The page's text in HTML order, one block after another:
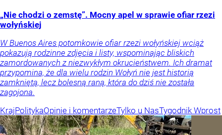
„Nie chodzi o zemstę”. Mocny apel w sprawie ofiar rzezi
wołyńskiej
W Buenos Aires potomkowie ofiar rzezi wołyńskiej wciąż
pokazują rodzinne zdjęcia i listy, wspominając bliskich
zamordowanych z niezwykłym okrucieństwem. Ich dramat
przypomina, że dla wielu rodzin Wołyń nie jest historią
zamkniętą, lecz bolesną raną, która do dziś nie została
zagojona.
KrajPolitykaOpinie i komentarzeTylko u NasTygodnik Wprost